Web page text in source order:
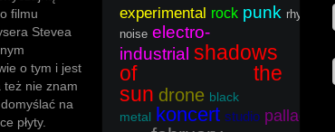
filmu
Stevea
o tym i jest
też nie znam
na
płyty.
experimental rock punk rhythmic
noise electro-
industrial shadows
of the
sun drone black
metal koncert studio palladium